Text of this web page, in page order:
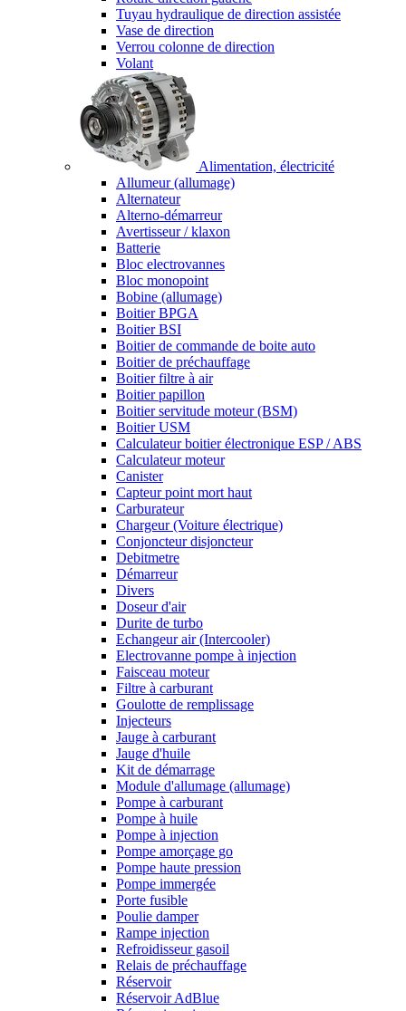
Tuyau hydraulique de direction assistée
Vase de direction
Verrou colonne de direction
Volant
Alimentation, électricité
Allumeur (allumage)
Alternateur
Alterno-démarreur
Avertisseur / klaxon
Batterie
Bloc electrovannes
Bloc monopoint
Bobine (allumage)
Boitier BPGA
Boitier BSI
Boitier de commande de boite auto
Boitier de préchauffage
Boitier filtre à air
Boitier papillon
Boitier servitude moteur (BSM)
Boitier USM
Calculateur boitier électronique ESP / ABS
Calculateur moteur
Canister
Capteur point mort haut
Carburateur
Chargeur (Voiture électrique)
Conjoncteur disjoncteur
Debitmetre
Démarreur
Divers
Doseur d'air
Durite de turbo
Echangeur air (Intercooler)
Electrovanne pompe à injection
Faisceau moteur
Filtre à carburant
Goulotte de remplissage
Injecteurs
Jauge à carburant
Jauge d'huile
Kit de démarrage
Module d'allumage (allumage)
Pompe à carburant
Pompe à huile
Pompe à injection
Pompe amorçage go
Pompe haute pression
Pompe immergée
Porte fusible
Poulie damper
Rampe injection
Refroidisseur gasoil
Relais de préchauffage
Réservoir
Réservoir AdBlue